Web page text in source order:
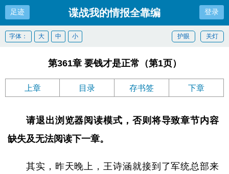
足迹 谍战我的情报全靠编 登录
关灯
护眼
字体： 大 中 小
第361章 要钱才是正常（第1页）
上章 目录 存书签 下章
请退出浏览器阅读模式，否则将导致章节内容
缺失及无法阅读下一章。
其实，昨天晚上，王诗涵就接到了军统总部来